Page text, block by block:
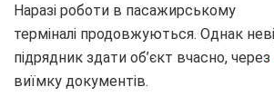
Наразі роботи в пасажирському
терміналі продовжуються. Однак
підрядник здати об’єкт вчасно, через
виїмку документів.